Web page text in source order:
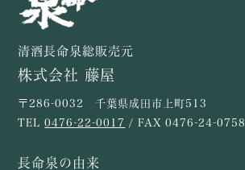
清酒長命泉総販売元
株式会社 藤屋
〒286-0032 千葉県成田市上町513
TEL0476-22-0017 / FAX 0476-24-0758
長命泉の由来